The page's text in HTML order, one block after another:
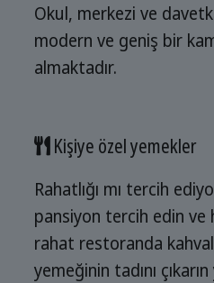
Okul, merkezi ve
modern ve geniş bir
almaktadır.
Kişiye özel yemekler
Rahatlığı mı tercih
pansiyon tercih edin ve
rahat restoranda
yemeğinin tadını